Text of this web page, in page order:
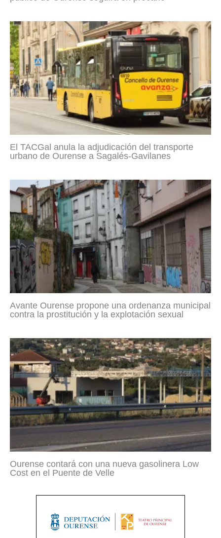
El TACGal anula la adjudicación del transporte
urbano de Ourense a Sagalés-Gavilanes
Avante Ourense propone una ordenanza municipal
contra la prostitución y la explotación sexual
Ourense contará con una nueva gasolinera Low
Cost en el Puente de Velle